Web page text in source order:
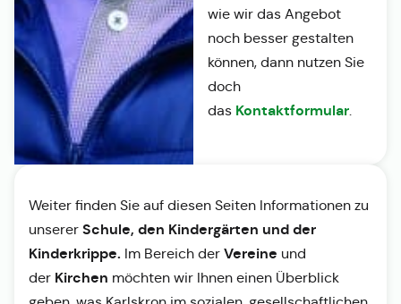
wie wir das Angebot
noch besser gestalten
können, dann nutzen Sie
doch
das Kontaktformular.
Weiter finden Sie auf diesen Seiten Informationen zu
unserer Schule, den Kindergärten und der
Kinderkrippe. Im Bereich der Vereine und
der Kirchen möchten wir Ihnen einen Überblick